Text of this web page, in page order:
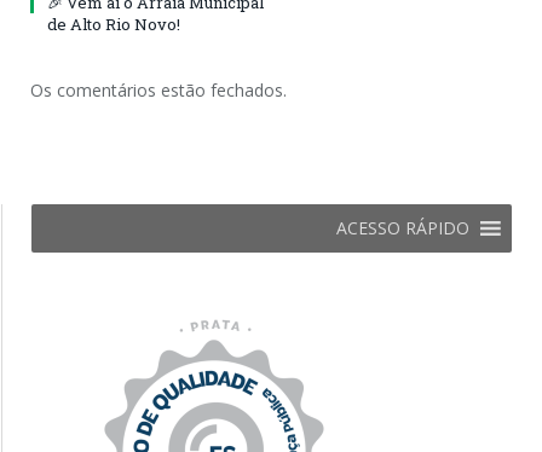
de Alto Rio Novo!
Os comentários estão fechados.
ACESSO RÁPIDO